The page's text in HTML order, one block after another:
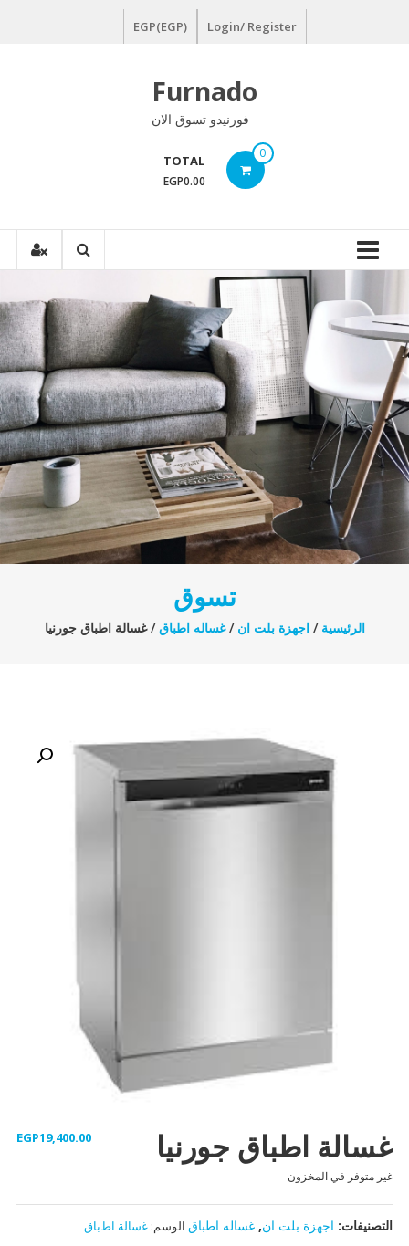
Login/ Register
EGP(EGP)
Furnado
فورنيدو تسوق الان
0
TOTAL
EGP0.00
تسوق
الرئيسية /اجهزة بلت ان /غساله اطباق/ غسالة اطباق جورنيا
غسالة اطباق جورنيا EGP19,400.00
غير متوفر في المخزون
التصنيفات: اجهزة بلت ان, غساله اطباق الوسم: ﻏﺳﺎﻟﺔ اطﺑﺎق